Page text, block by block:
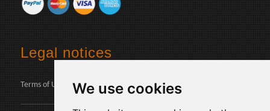
We use cookies
Legal notices
Terms of Use